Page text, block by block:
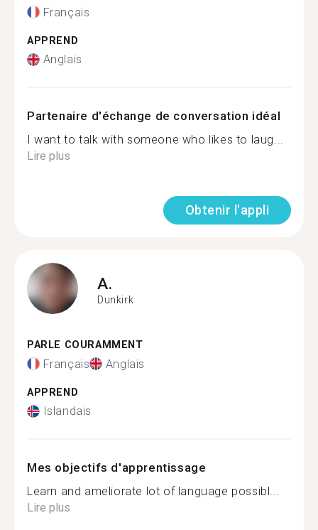
Français
APPREND
Anglais
Partenaire d'échange de conversation idéal
I want to talk with someone who likes to laug...
Lire plus
Obtenir l'appli
A.
Dunkirk
PARLE COURAMMENT
Français Anglais
APPREND
Islandais
Mes objectifs d'apprentissage
Learn and ameliorate lot of language possibl...
Lire plus